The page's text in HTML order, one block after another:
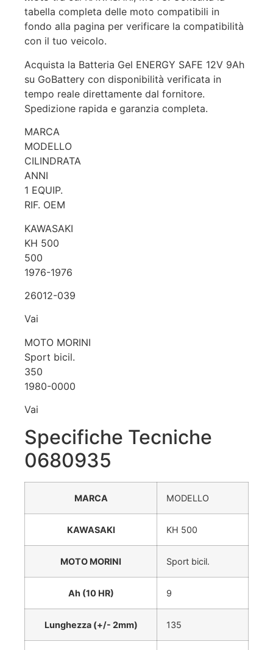
tabella completa delle moto compatibili in
fondo alla pagina per verificare la compatibilità
con il tuo veicolo.
Acquista la Batteria Gel ENERGY SAFE 12V 9Ah
su GoBattery con disponibilità verificata in
tempo reale direttamente dal fornitore.
Spedizione rapida e garanzia completa.
MARCA
MODELLO
CILINDRATA
ANNI
1 EQUIP.
RIF. OEM
KAWASAKI
KH 500
500
1976-1976
26012-039
Vai
MOTO MORINI
Sport bicil.
350
1980-0000
Vai
Specifiche Tecniche
0680935
MARCA MODELLO
KAWASAKI KH 500
MOTO MORINI Sport bicil.
Ah (10 HR) 9
Lunghezza (+/- 2mm) 135